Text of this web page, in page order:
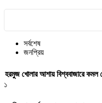
সর্বশেষ
জনপ্রিয়
হরমুজ খোলার আশায় বিশ্ববাজারে কমল
১